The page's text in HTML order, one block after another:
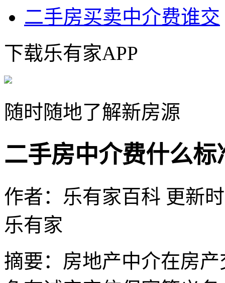
二手房买卖中介费谁交
下载乐有家APP
随时随地了解新房源
二手房中介费什么标
作者：乐有家百科 更新
乐有家
摘要： 房地产中介在房